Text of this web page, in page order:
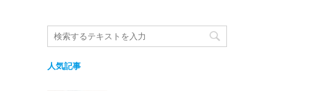
人気記事